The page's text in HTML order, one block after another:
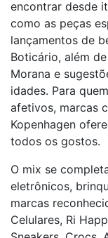
encontrar desde
como as peças
lançamentos de
Boticário, além
Morana e
idades. Para
afetivos, marcas
Kopenhagen
todos os gostos.
O mix se
eletrônicos,
marcas
Celulares, Ri